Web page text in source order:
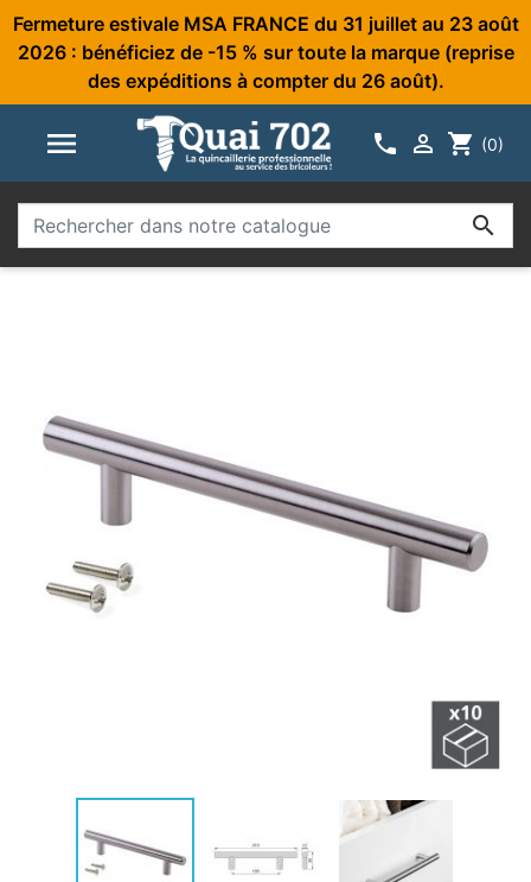
Fermeture estivale MSA FRANCE du 31 juillet au 23 août
2026 : bénéficiez de -15 % sur toute la marque (reprise
des expéditions à compter du 26 août).
   shopping_cart (0)
